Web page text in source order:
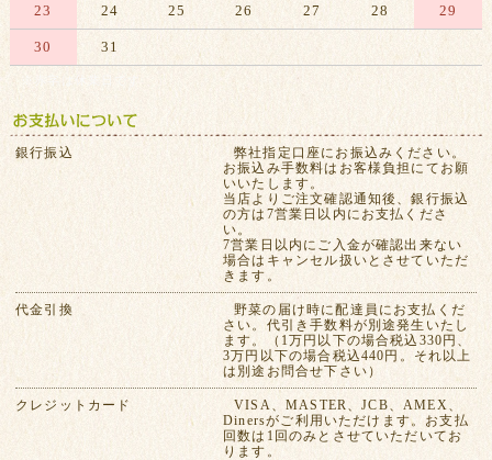
23 24 25 26 27 28 29
30 31
※赤字は休業日です
銀行振込
弊社指定口座にお振込みください。
お振込み手数料はお客様負担にてお願
いいたします。
当店よりご注文確認通知後、銀行振込
の方は7営業日以内にお支払くださ
い。
7営業日以内にご入金が確認出来ない
場合はキャンセル扱いとさせていただ
きます。
代金引換
野菜の届け時に配達員にお支払くだ
さい。代引き手数料が別途発生いたし
ます。（1万円以下の場合税込330円、
3万円以下の場合税込440円。それ以上
は別途お問合せ下さい）
クレジットカード
VISA、MASTER、JCB、AMEX、
Dinersがご利用いただけます。お支払
回数は1回のみとさせていただいてお
ります。